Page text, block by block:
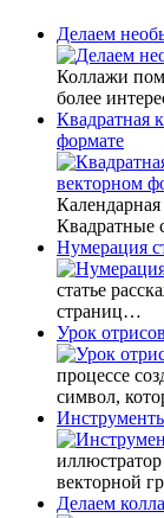
Делаем
Коллажи
более
Квадратная
формате
Квадратные
Нумерация
статье
страниц…
Урок
процессе
символ,
векторной
Делаем